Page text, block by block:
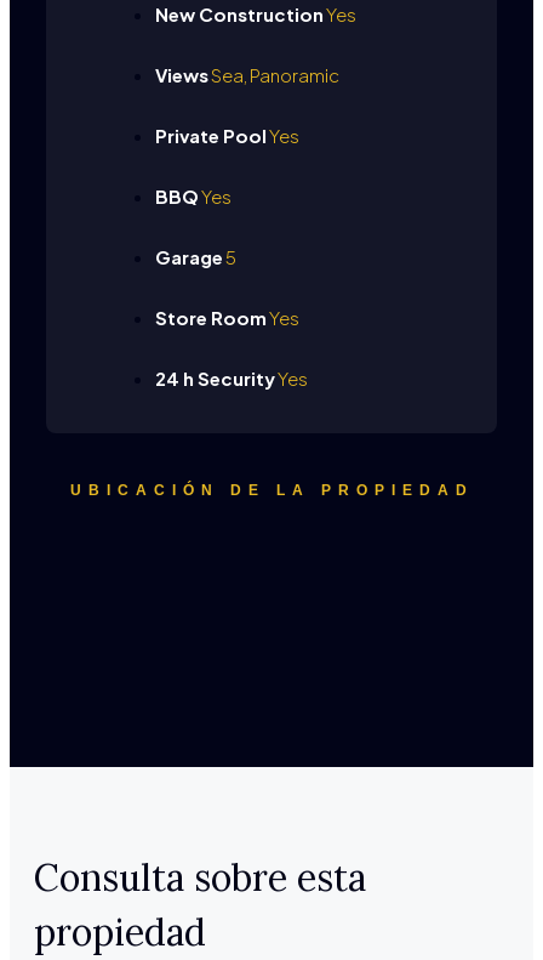
New ConstructionYes
ViewsSea, Panoramic
Private PoolYes
BBQYes
Garage5
Store RoomYes
24 h SecurityYes
UBICACIÓN DE LA PROPIEDAD
Consulta sobre esta
propiedad